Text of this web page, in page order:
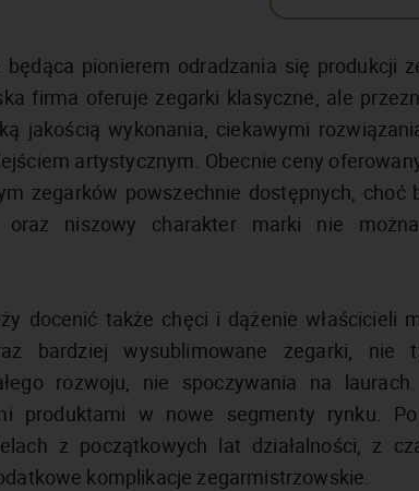
będąca pionierem odradzania się produkcji
firma oferuje zegarki klasyczne, ale
jakością wykonania, ciekawymi
artystycznym. Obecnie ceny
zegarków powszechnie dostępnych, choć
oraz niszowy charakter marki nie
docenić także chęci i dążenie właścicieli
bardziej wysublimowane zegarki, nie
rozwoju, nie spoczywania na
produktami w nowe segmenty rynku.
z początkowych lat działalności, z
komplikacje zegarmistrzowskie.